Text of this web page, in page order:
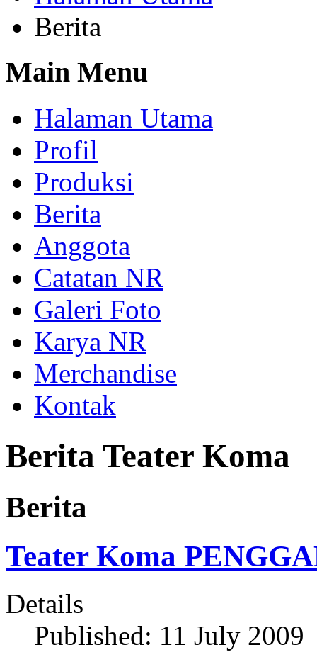
Berita
Main Menu
Halaman Utama
Profil
Produksi
Berita
Anggota
Catatan NR
Galeri Foto
Karya NR
Merchandise
Kontak
Berita Teater Koma
Berita
Teater Koma
Details
Published: 11 July 2009